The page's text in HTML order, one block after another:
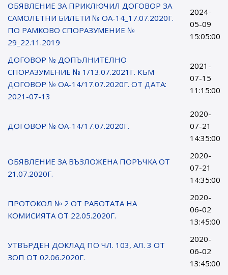
OБЯВЛЕНИЕ ЗА ПРИКЛЮЧИЛ ДОГОВОР ЗА
САМОЛЕТНИ БИЛЕТИ № ОА-14_17.07.2020Г.
ПО РАМКОВО СПОРАЗУМЕНИЕ №
29_22.11.2019
2024-
05-09
15:05:00
ДОГОВОР № ДОПЪЛНИТЕЛНО
СПОРАЗУМЕНИЕ № 1/13.07.2021Г. КЪМ
ДОГОВОР № ОА-14/17.07.2020Г. ОТ ДАТА:
2021-07-13
2021-
07-15
11:15:00
ДОГОВОР № ОА-14/17.07.2020Г.
2020-
07-21
14:35:00
ОБЯВЛЕНИЕ ЗА ВЪЗЛОЖЕНА ПОРЪЧКА ОТ
21.07.2020Г.
2020-
07-21
14:35:00
ПРОТОКОЛ № 2 ОТ РАБОТАТА НА
КОМИСИЯТА ОТ 22.05.2020Г.
2020-
06-02
13:45:00
УТВЪРДЕН ДОКЛАД ПО ЧЛ. 103, АЛ. 3 ОТ
ЗОП ОТ 02.06.2020Г.
2020-
06-02
13:45:00